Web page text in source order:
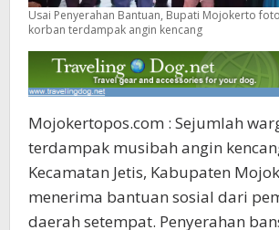
Usai Penyerahan Bantuan, Bupati Mojokerto
korban terdampak angin kencang
Mojokertopos.com : Sejumlah
terdampak musibah angin
Kecamatan Jetis, Kabupaten
menerima bantuan sosial dari
daerah setempat. Penyerahan